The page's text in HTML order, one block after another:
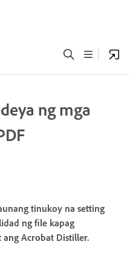
ng mga
tinukoy na setting
ng file kapag
ang Acrobat Distiller.